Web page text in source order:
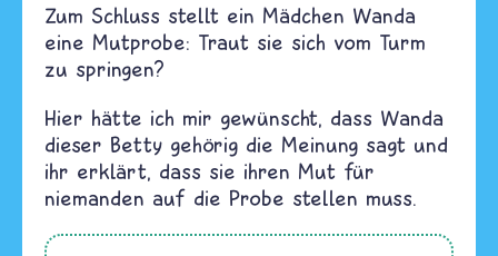
Zum Schluss stellt ein Mädchen Wanda
eine Mutprobe: Traut sie sich vom Turm
zu springen?
Hier hätte ich mir gewünscht, dass Wanda
dieser Betty gehörig die Meinung sagt und
ihr erklärt, dass sie ihren Mut für
niemanden auf die Probe stellen muss.